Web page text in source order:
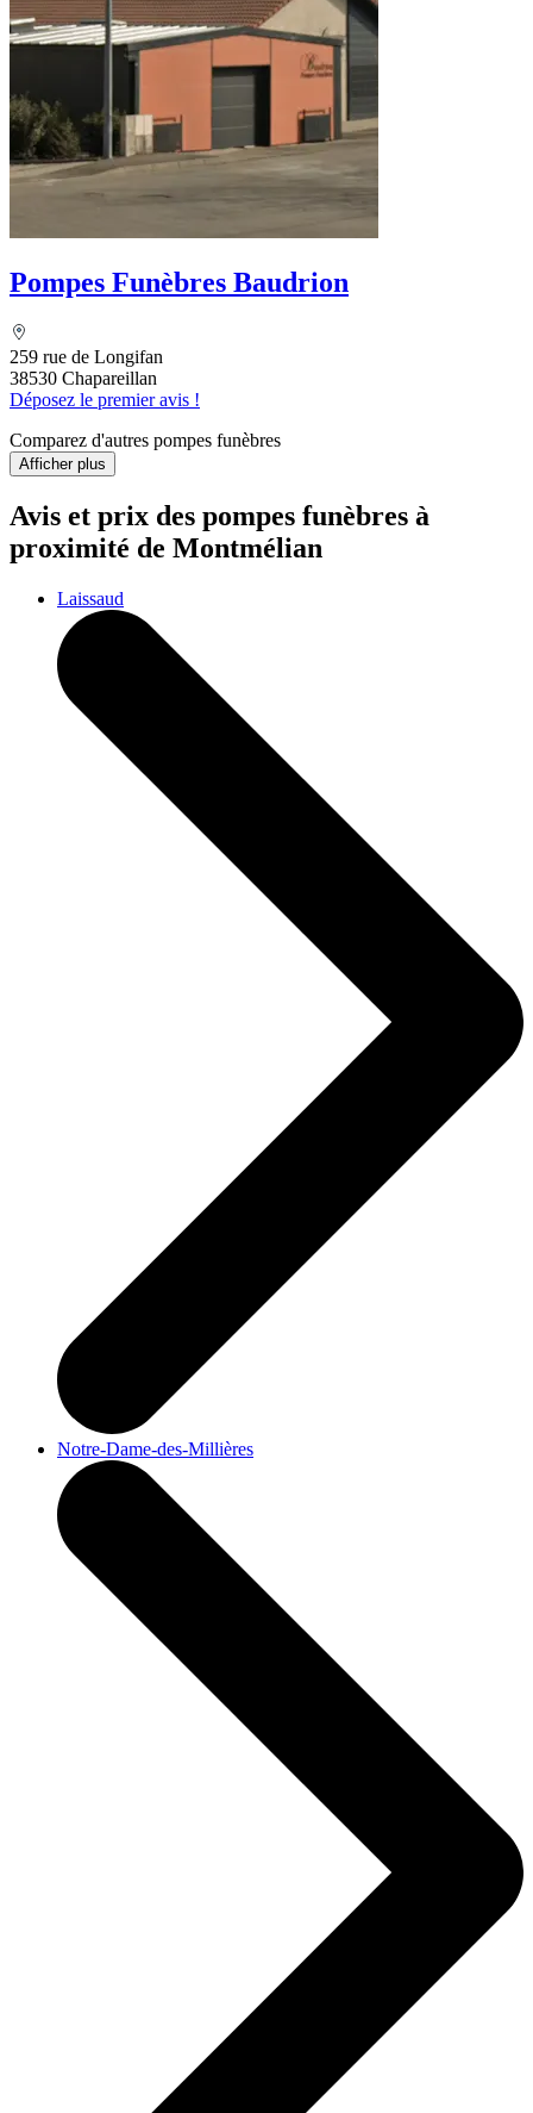
Pompes Funèbres Baudrion
259 rue de Longifan
38530 Chapareillan
Déposez le premier avis !
Comparez d'autres pompes funèbres
Afficher plus
Avis et prix des pompes funèbres à
proximité de Montmélian
Laissaud
Notre-Dame-des-Millières